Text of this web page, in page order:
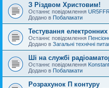
З Різдвом Христовим!
Останнє повідомлення UR5FFR
Додано в Побалакати
Тестування
Останнє повідомлення
Додано в Загальні технічні
Ші на службі
Останнє повідомлення
Додано в Побалакати
Розрахунок П контуру